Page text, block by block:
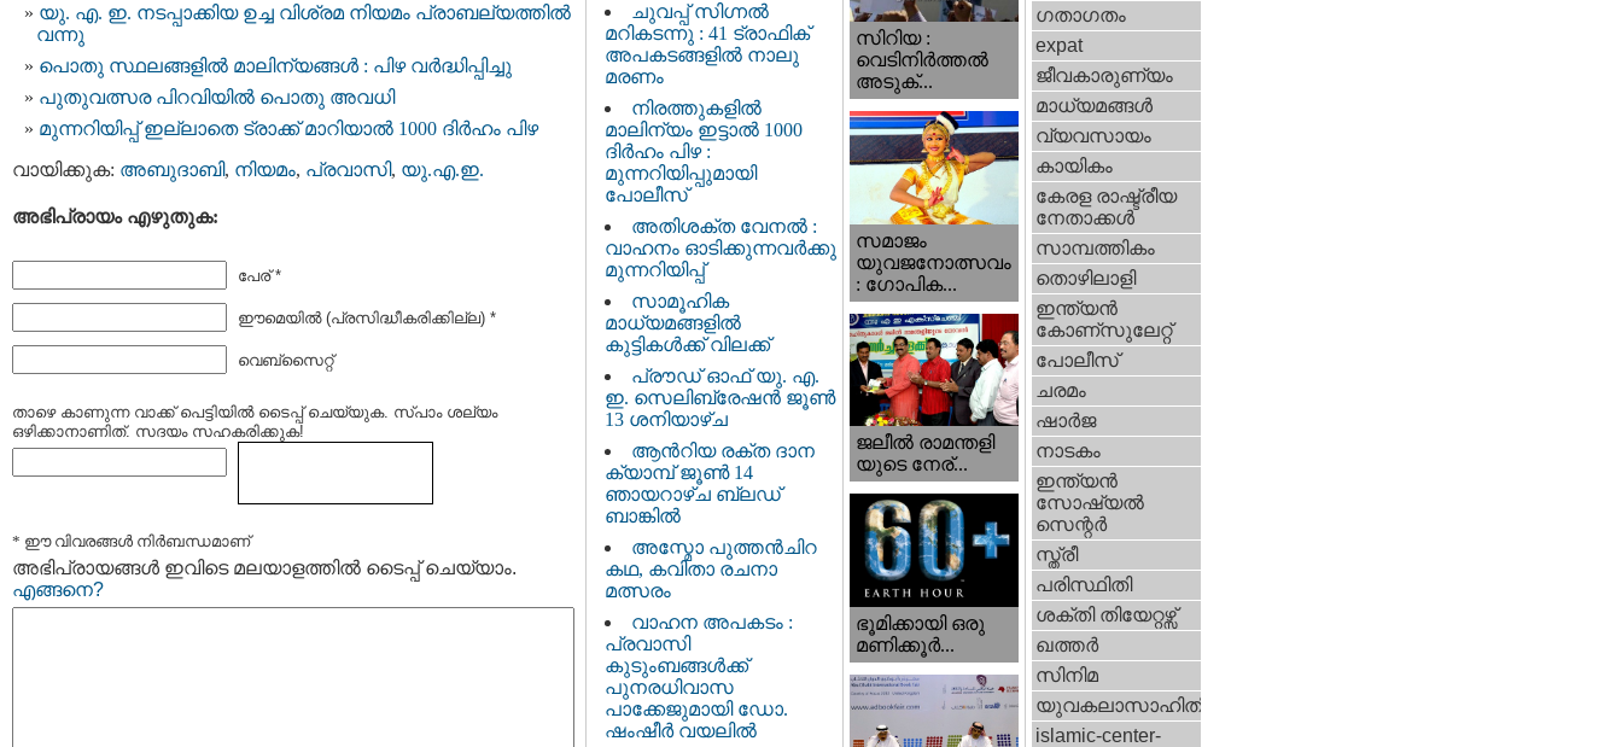
യു. എ. ഇ. നടപ്പാക്കിയ ഉച്ച വിശ്രമ നിയമം പ്രാബല്യത്തിൽ
വന്നു
പൊതു സ്ഥലങ്ങളിൽ മാലിന്യങ്ങൾ : പിഴ വർദ്ധിപ്പിച്ചു
പുതുവത്സര പിറവിയിൽ പൊതു അവധി
മുന്നറിയിപ്പ് ഇല്ലാതെ ട്രാക്ക് മാറിയാൽ 1000 ദിർഹം പിഴ
വായിക്കുക: അബുദാബി, നിയമം, പ്രവാസി, യു.എ.ഇ.
അഭിപ്രായം എഴുതുക:
പേര് *
ഈമെയില്‍ (പ്രസിദ്ധീകരിക്കില്ല) *
വെബ്സൈറ്റ്
താഴെ കാണുന്ന വാക്ക് പെട്ടിയില്‍ ടൈപ്പ്‌ ചെയ്യുക. സ്പാം ശല്യം
ഒഴിക്കാനാണിത്. സദയം സഹകരിക്കുക!
* ഈ വിവരങ്ങള്‍ നിര്‍ബന്ധമാണ്
അഭിപ്രായങ്ങള്‍ ഇവിടെ മലയാളത്തില്‍ ടൈപ്പ് ചെയ്യാം.
എങ്ങനെ?
ചുവപ്പ് സിഗ്നൽ
മറികടന്നു : 41 ട്രാഫിക്
അപകടങ്ങളിൽ നാലു
മരണം
നിരത്തുകളിൽ
മാലിന്യം ഇട്ടാൽ 1000
ദിർഹം പിഴ :
മുന്നറിയിപ്പുമായി
പോലീസ്
അതിശക്ത വേനൽ :
വാഹനം ഓടിക്കുന്നവർക്കു
മുന്നറിയിപ്പ്
സാമൂഹിക
മാധ്യമങ്ങളിൽ
കുട്ടികൾക്ക് വിലക്ക്
പ്രൗഡ് ഓഫ് യു. എ.
ഇ. സെലിബ്രേഷൻ ജൂൺ
13 ശനിയാഴ്ച
ആൻറിയ രക്ത ദാന
ക്യാമ്പ് ജൂൺ 14
ഞായറാഴ്ച ബ്ലഡ്
ബാങ്കിൽ
അസ്മോ പുത്തൻചിറ
കഥ, കവിതാ രചനാ
മത്സരം
വാഹന അപകടം :
പ്രവാസി
കുടുംബങ്ങൾക്ക്
പുനരധിവാസ
പാക്കേജുമായി ഡോ.
ഷംഷീർ വയലിൽ
സിറിയ :
വെടിനിർത്തൽ
അടുക്...
സമാജം
യുവജനോത്സവം
: ഗോപിക...
ജലീല്‍ രാമന്തളി
യുടെ നേര്...
ഭൂമിക്കായി ഒരു
മണിക്കൂര്‍...
ഗതാഗതം
expat
ജീവകാരുണ്യം
മാധ്യമങ്ങള്‍
വ്യവസായം
കായികം
കേരള രാഷ്ട്രീയ
നേതാക്കള്‍
സാമ്പത്തികം
തൊഴിലാളി
ഇന്ത്യന്‍
കോണ്സുലേറ്റ്
പോലീസ്
ചരമം
ഷാര്‍ജ
നാടകം
ഇന്ത്യന്‍
സോഷ്യല്‍
സെന്റര്‍
സ്ത്രീ
പരിസ്ഥിതി
ശക്തി തിയേറ്റഴ്സ്
ഖത്തര്‍
സിനിമ
യുവകലാസാഹിതി
islamic-center-